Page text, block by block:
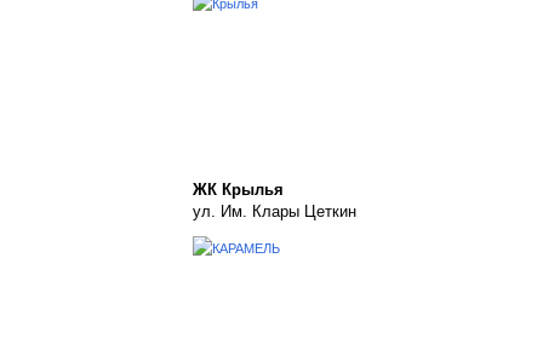
ЖК Крылья
ул. Им. Клары Цеткин